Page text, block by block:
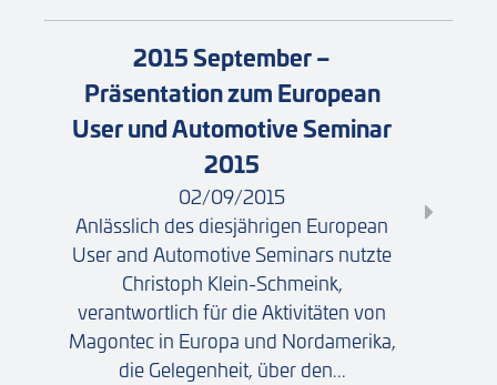
2015 September –
Präsentation zum European
User und Automotive Seminar
2015
02/09/2015
Anlässlich des diesjährigen European
User and Automotive Seminars nutzte
Christoph Klein-Schmeink,
verantwortlich für die Aktivitäten von
Magontec in Europa und Nordamerika,
die Gelegenheit, über den...